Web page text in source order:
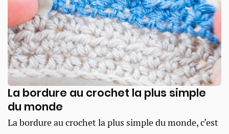
La bordure au crochet la plus simple
du monde
La bordure au crochet la plus simple du monde, c’est